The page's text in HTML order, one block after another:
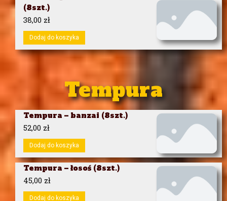
(8szt.)
38,00 zł
Dodaj do koszyka
Tempura
Tempura – banzai (8szt.)
52,00 zł
Dodaj do koszyka
Tempura – łosoś (8szt.)
45,00 zł
Dodaj do koszyka